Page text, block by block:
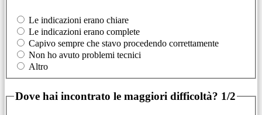
Le indicazioni erano chiare
Le indicazioni erano complete
Capivo sempre che stavo procedendo correttamente
Non ho avuto problemi tecnici
Altro
Dove hai incontrato le maggiori difficoltà? 1/2